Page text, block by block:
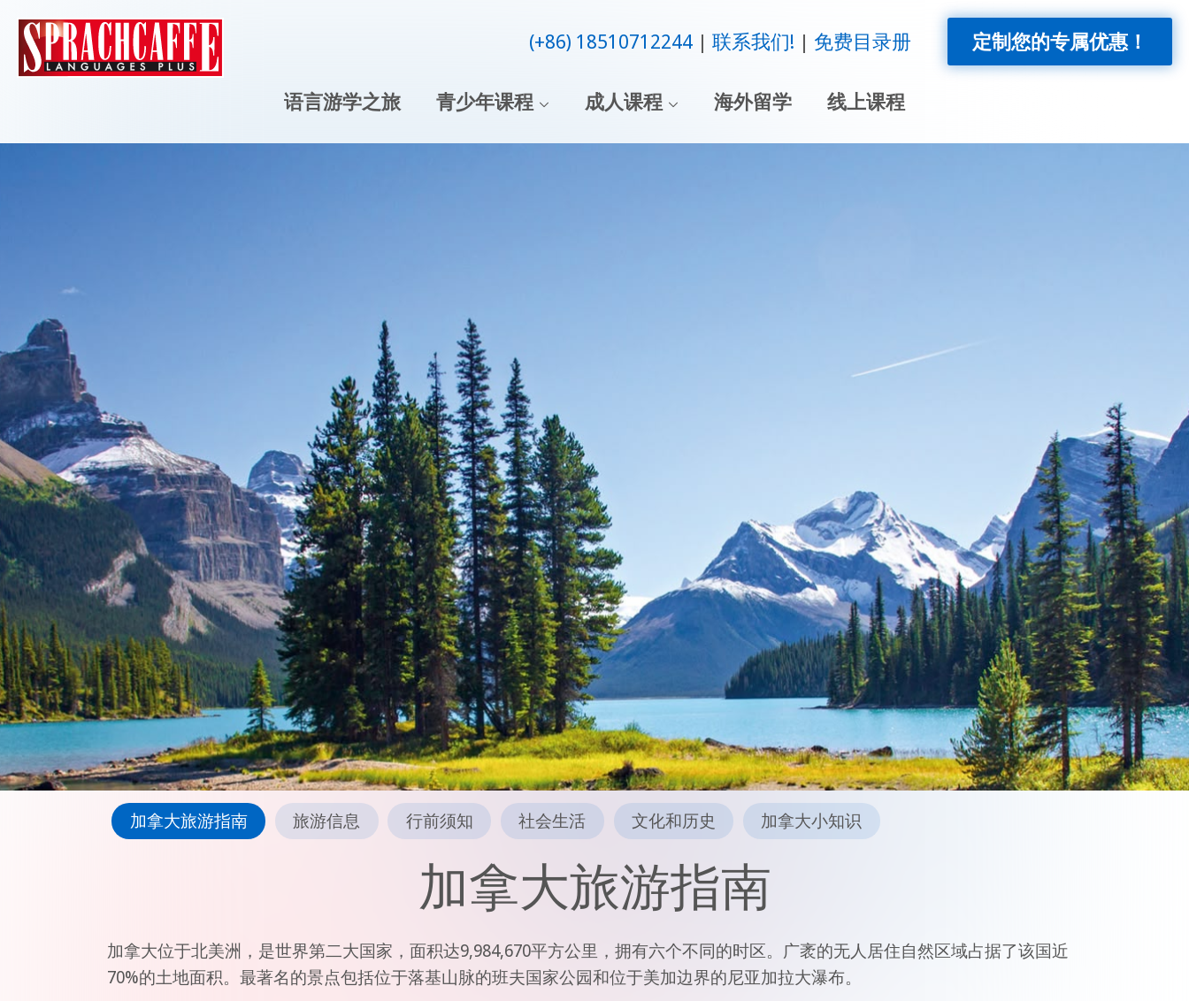
(+86) 18510712244 联系我们! 免费目录册 定制您的专属优惠！
语言游学之旅 青少年课程 成人课程 海外留学 线上课程
加拿大旅游指南 旅游信息 行前须知 社会生活 文化和历史 加拿大小知识
加拿大旅游指南
加拿大位于北美洲，是世界第二大国家，面积达9,984,670平方公里，拥有六个不同的时区。广袤的无人居住自然区域占据了该国近
70%的土地面积。最著名的景点包括位于落基山脉的班夫国家公园和位于美加边界的尼亚加拉大瀑布。